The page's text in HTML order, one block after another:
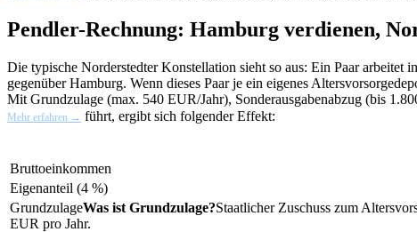
Pendler-Rechnung: Hamburg verdienen,
Die typische Norderstedter Konstellation sieht so aus: Ein Paar
gegenüber Hamburg. Wenn dieses Paar je ein eigenes
Mit Grundzulage (max. 540 EUR/Jahr), Sonderausgabenabzug (bis
Mehr erfahren → führt, ergibt sich folgender Effekt:
Bruttoeinkommen
Eigenanteil (4 %)
GrundzulageWas ist Grundzulage?Staatlicher Zuschuss zum
EUR pro Jahr.